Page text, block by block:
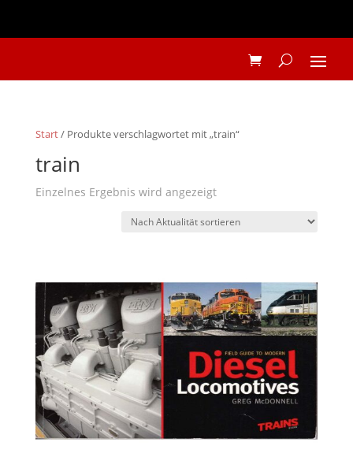
Start/ Produkte verschlagwortet mit „train“
train
Einzelnes Ergebnis wird angezeigt